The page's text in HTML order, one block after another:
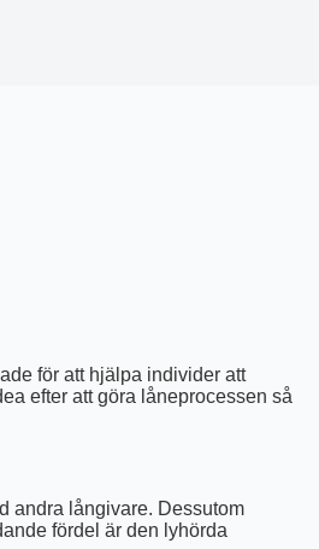
för att hjälpa individer att
efter att göra låneprocessen så
andra långivare. Dessutom
fördel är den lyhörda